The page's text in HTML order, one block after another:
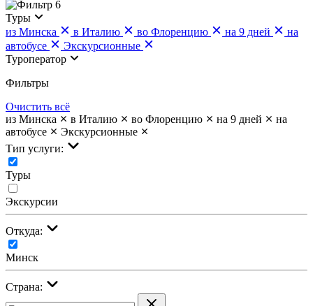
6
Туры
из Минска
в Италию во Флоренцию на 9 дней
на
автобусе
Экскурсионные
Туроператор
Фильтры
Очистить всё
из Минска
в Италию во Флоренцию на 9 дней
на
автобусе
Экскурсионные
Тип услуги:
Туры
Экскурсии
Откуда:
Минск
Страна: